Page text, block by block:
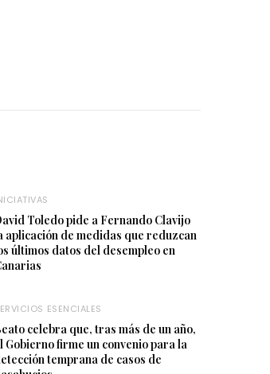
Toledo pide a Fernando Clavijo
aplicación de medidas que reduzcan
últimos datos del desempleo en
ESENCIALES
celebra que, tras más de un año,
Gobierno firme un convenio para la
temprana de casos de